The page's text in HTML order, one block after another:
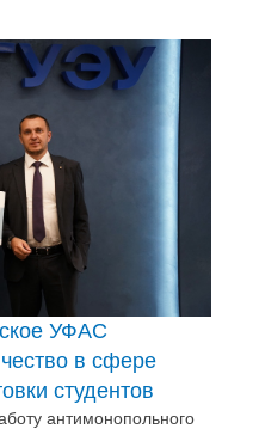
УФАС
в сфере
студентов
антимонопольного